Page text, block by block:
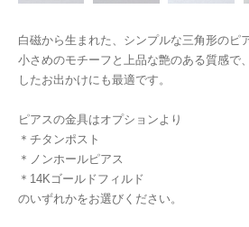
白磁から生まれた、シンプルな三角形のピア
小さめのモチーフと上品な艶のある質感で
したお出かけにも最適です。
ピアスの金具はオプションより
＊チタンポスト
＊ノンホールピアス
＊14Kゴールドフィルド
のいずれかをお選びください。